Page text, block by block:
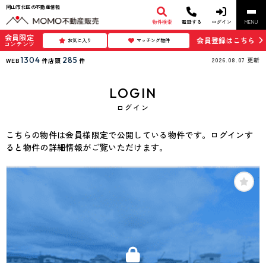
岡山市北区の不動産情報
物件検索 電話する ログイン MENU
会員限定
コンテンツ お気に入り マッチング物件 会員登録はこちら
WEB 1304 件店頭 285 件 2026.08.07 更新
LOGIN
ログイン
こちらの物件は会員様限定で公開している物件です。ログインす
ると物件の詳細情報がご覧いただけます。